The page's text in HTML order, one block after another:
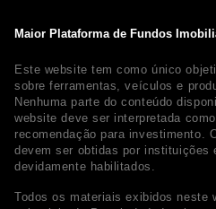
Maior Plataforma de Fundos
Este website tem como único
sobre ferramentas, veículos e
Nenhuma parte do conteúdo
website deve ser interpretada
recomendação para investimento.
devem ser obtidas por instituições
devidamente habilitados.
Todos os materiais exibidos neste